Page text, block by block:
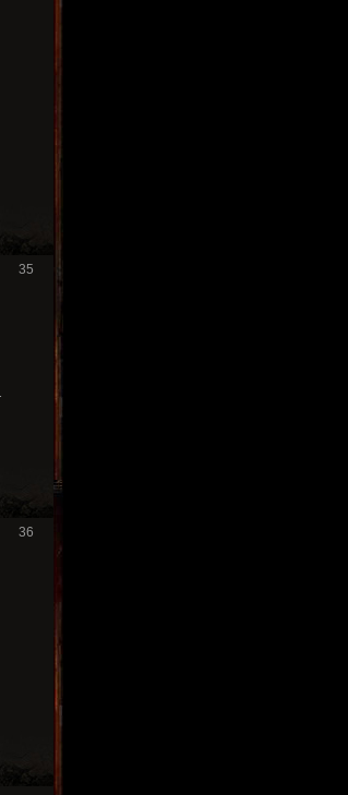
35
36